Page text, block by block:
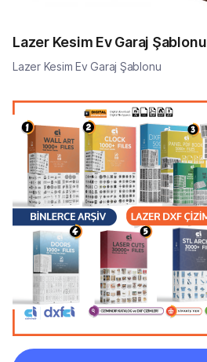
Lazer Kesim Ev Garaj Şablonu
Lazer Kesim Ev Garaj Şablonu